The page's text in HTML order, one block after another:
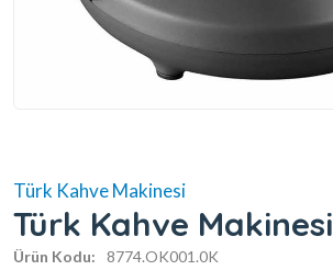
Türk Kahve Makinesi
Türk Kahve Makinesi
Ürün Kodu: 8774.OK001.0K